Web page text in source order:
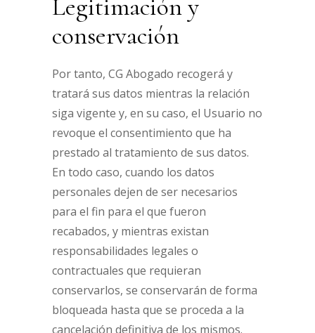
Legitimación y
conservación
Por tanto, CG Abogado recogerá y
tratará sus datos mientras la relación
siga vigente y, en su caso, el Usuario no
revoque el consentimiento que ha
prestado al tratamiento de sus datos.
En todo caso, cuando los datos
personales dejen de ser necesarios
para el fin para el que fueron
recabados, y mientras existan
responsabilidades legales o
contractuales que requieran
conservarlos, se conservarán de forma
bloqueada hasta que se proceda a la
cancelación definitiva de los mismos.